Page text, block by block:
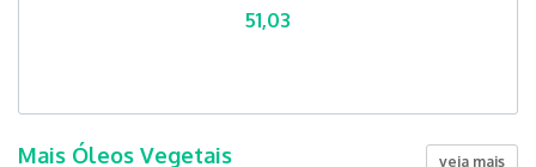
51,03
veja mais
Mais Óleos Vegetais